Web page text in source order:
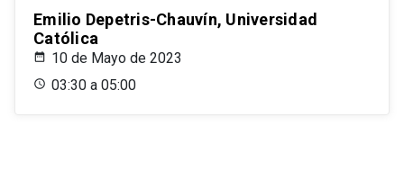
Emilio Depetris-Chauvín, Universidad
Católica
10 de Mayo de 2023
03:30 a 05:00